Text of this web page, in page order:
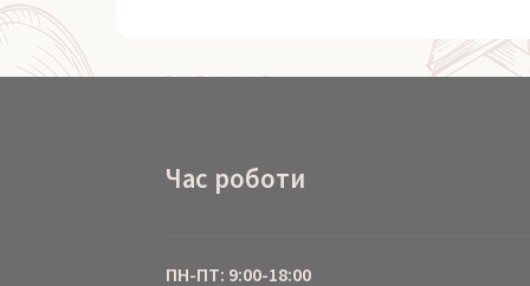
Час роботи
ПН-ПТ: 9:00-18:00